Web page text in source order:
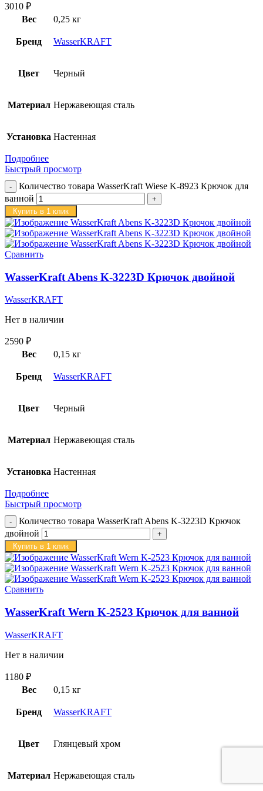
3010 ₽
Вес
0,25 кг
Бренд WasserKRAFT
Цвет Черный
Материал Нержавеющая сталь
Установка Настенная
Подробнее
Быстрый просмотр
Количество товара WasserKraft Wiese K-8923 Крючок для
ванной
Купить в 1 клик
Сравнить
WasserKraft Abens K-3223D Крючок двойной
WasserKRAFT
Нет в наличии
2590 ₽
Вес
0,15 кг
Бренд WasserKRAFT
Цвет Черный
Материал Нержавеющая сталь
Установка Настенная
Подробнее
Быстрый просмотр
Количество товара WasserKraft Abens K-3223D Крючок
двойной
Купить в 1 клик
Сравнить
WasserKraft Wern K-2523 Крючок для ванной
WasserKRAFT
Нет в наличии
1180 ₽
Вес
0,15 кг
Бренд WasserKRAFT
Цвет Глянцевый хром
Материал Нержавеющая сталь